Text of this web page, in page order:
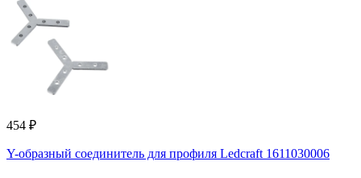
454 ₽
Y-образный соединитель для профиля Ledcraft 1611030006